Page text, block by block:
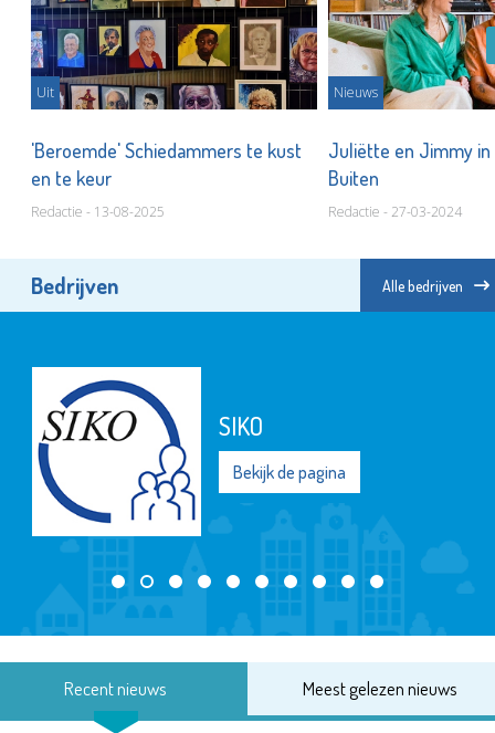
Uit
'Beroemde' Schiedammers te kust
en te keur
Redactie - 13-08-2025
Nieuws
Juliëtte en Jimmy in
Buiten
Redactie - 27-03-2024
Bedrijven Alle bedrijven
SIKO
Bekijk de pagina
Recent nieuws Meest gelezen nieuws